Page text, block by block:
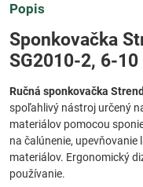
Popis
Sponkovačka
SG2010-2, 6-
Ručná sponkovačka
spoľahlivý nástroj určený
materiálov pomocou
na čalúnenie,
materiálov. Ergonomický
používanie.